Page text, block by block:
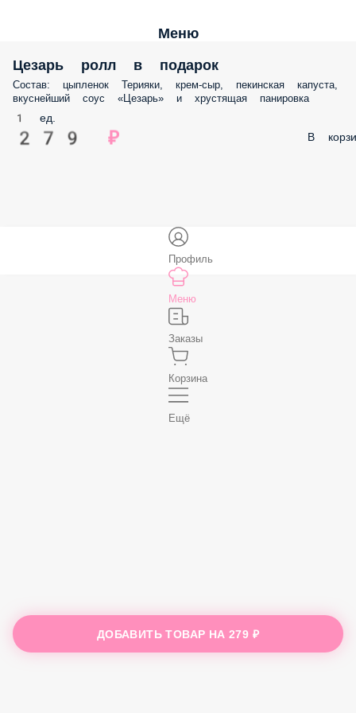
Меню
Цезарь ролл в подарок
Состав: цыпленок Терияки, крем-сыр, пекинская капуста,
соус «Цезарь» и хрустящая панировка
1 ед.
279 ₽ В
ДОБАВИТЬ ТОВАР НА279 ₽
Профиль
Меню
Заказы
Корзина
Ещё